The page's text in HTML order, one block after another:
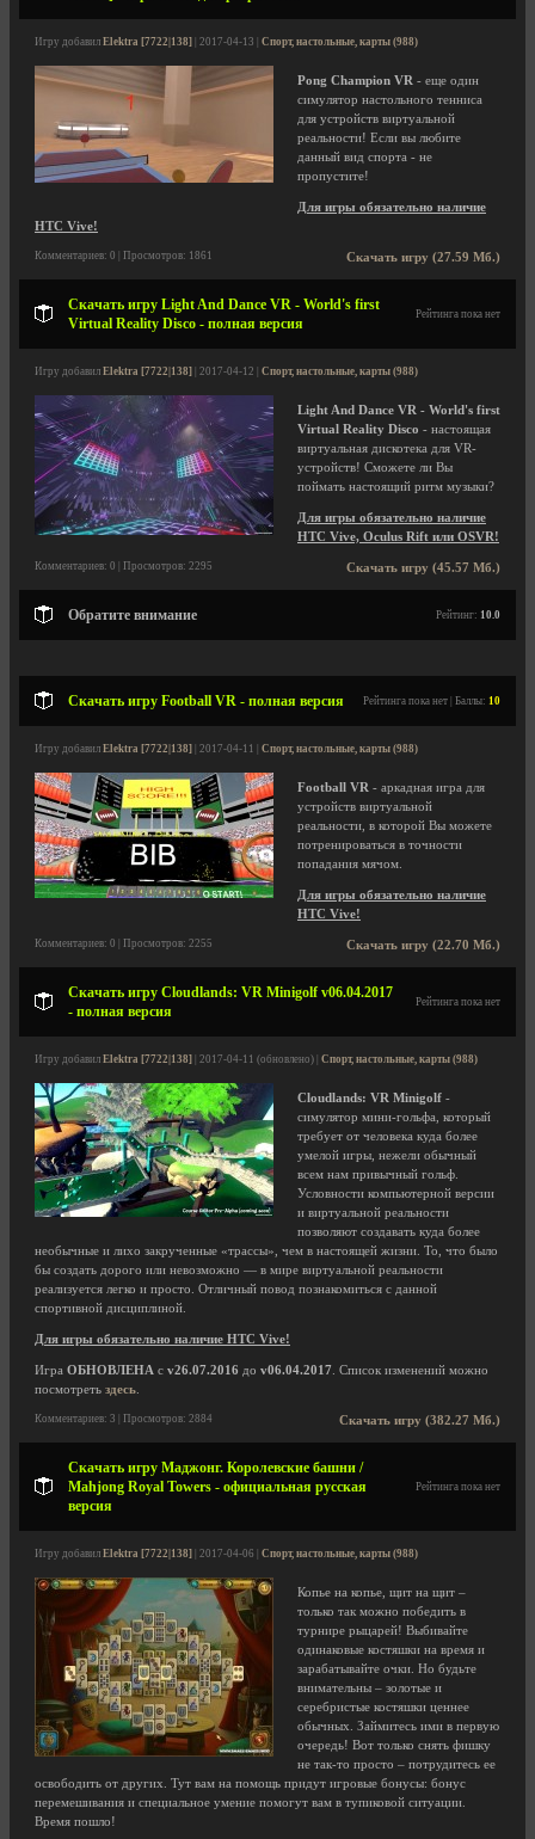
Игру добавил Elektra [7722|138] | 2017-04-13 | Спорт, настольные, карты (988)
Pong Champion VR - еще один
симулятор настольного тенниса
для устройств виртуальной
реальности! Если вы любите
данный вид спорта - не
пропустите!
Для игры обязательно наличие
HTC Vive!
Скачать игру (27.59 Мб.)
Комментариев: 0 | Просмотров: 1861
Скачать игру Light And Dance VR - World's first
Virtual Reality Disco - полная версия
Рейтинга пока нет
Игру добавил Elektra [7722|138] | 2017-04-12 | Спорт, настольные, карты (988)
Light And Dance VR - World's first
Virtual Reality Disco - настоящая
виртуальная дискотека для VR-
устройств! Сможете ли Вы
поймать настоящий ритм музыки?
Для игры обязательно наличие
HTC Vive, Oculus Rift или OSVR!
Скачать игру (45.57 Мб.)
Комментариев: 0 | Просмотров: 2295
Обратите внимание Рейтинг: 10.0
Скачать игру Football VR - полная версия Рейтинга пока нет | Баллы: 10
Игру добавил Elektra [7722|138] | 2017-04-11 | Спорт, настольные, карты (988)
Football VR - аркадная игра для
устройств виртуальной
реальности, в которой Вы можете
потренироваться в точности
попадания мячом.
Для игры обязательно наличие
HTC Vive!
Скачать игру (22.70 Мб.)
Комментариев: 0 | Просмотров: 2255
Скачать игру Cloudlands: VR Minigolf v06.04.2017
- полная версия
Рейтинга пока нет
Игру добавил Elektra [7722|138] | 2017-04-11 (обновлено) | Спорт, настольные, карты (988)
Cloudlands: VR Minigolf -
симулятор мини-гольфа, который
требует от человека куда более
умелой игры, нежели обычный
всем нам привычный гольф.
Условности компьютерной версии
и виртуальной реальности
позволяют создавать куда более
необычные и лихо закрученные «трассы», чем в настоящей жизни. То, что было
бы создать дорого или невозможно — в мире виртуальной реальности
реализуется легко и просто. Отличный повод познакомиться с данной
спортивной дисциплиной.
Для игры обязательно наличие HTC Vive!
Игра ОБНОВЛЕНА с v26.07.2016 до v06.04.2017 . Список изменений можно
посмотреть здесь
Скачать игру (382.27 Мб.)
Комментариев: 3 | Просмотров: 2884
Скачать игру Маджонг. Королевские башни /
Mahjong Royal Towers - официальная русская
версия
Рейтинга пока нет
Игру добавил Elektra [7722|138] | 2017-04-06 | Спорт, настольные, карты (988)
Копье на копье, щит на щит –
только так можно победить в
турнире рыцарей! Выбивайте
одинаковые костяшки на время и
зарабатывайте очки. Но будьте
внимательны – золотые и
серебристые костяшки ценнее
обычных. Займитесь ими в первую
очередь! Вот только снять фишку
не так-то просто – потрудитесь ее
освободить от других. Тут вам на помощь придут игровые бонусы: бонус
перемешивания и специальное умение помогут вам в тупиковой ситуации.
Время пошло!